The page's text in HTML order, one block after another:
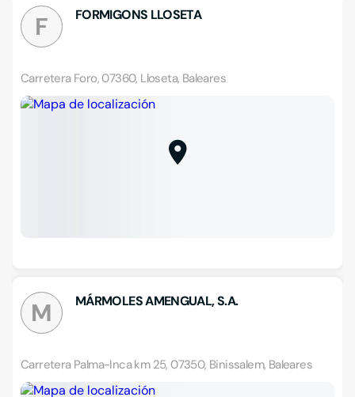
F FORMIGONS LLOSETA
Carretera Foro, 07360, Lloseta, Baleares
M MÁRMOLES AMENGUAL, S.A.
Carretera Palma-Inca km 25, 07350, Binissalem, Baleares